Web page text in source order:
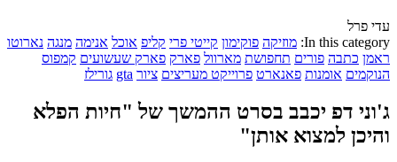
עדי פרל
In this category: מוזיקה פוקימון קייטי פרי קליפ אוכל אנימה מנגה נארוטו
ראמן כתבה פורים תחפושת מארוול פארק פארק שעשועים קמפוס
הנוקמים אומנות פאנארט פרוייקט מעריצים ציור gta גורילז
ג'וני דפ יכבב בסרט ההמשך של "חיות הפלא
והיכן למצוא אותן"